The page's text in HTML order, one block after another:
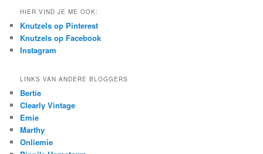
HIER VIND JE ME OOK:
Knutzels op Pinterest
Knutzels op Facebook
Instagram
LINKS VAN ANDERE BLOGGERS
Bertie
Clearly Vintage
Emie
Marthy
Onliemie